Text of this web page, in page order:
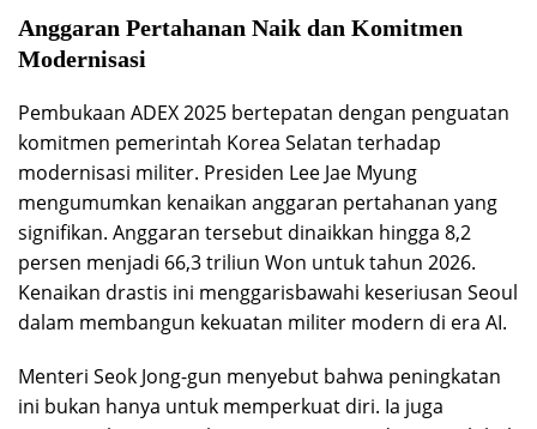
Anggaran Pertahanan Naik dan Komitmen
Modernisasi
Pembukaan ADEX 2025 bertepatan dengan penguatan
komitmen pemerintah Korea Selatan terhadap
modernisasi militer. Presiden Lee Jae Myung
mengumumkan kenaikan anggaran pertahanan yang
signifikan. Anggaran tersebut dinaikkan hingga 8,2
persen menjadi 66,3 triliun Won untuk tahun 2026.
Kenaikan drastis ini menggarisbawahi keseriusan Seoul
dalam membangun kekuatan militer modern di era AI.
Menteri Seok Jong-gun menyebut bahwa peningkatan
ini bukan hanya untuk memperkuat diri. Ia juga